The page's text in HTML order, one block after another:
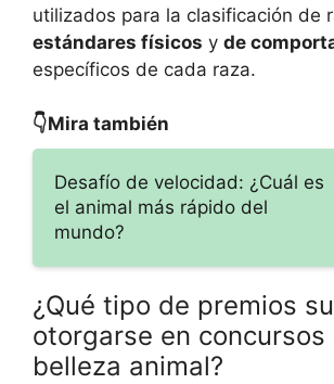
utilizados para la clasificación de
estándares físicos y de
específicos de cada raza.
👇Mira también
Desafío de velocidad: ¿Cuál es
el animal más rápido del
mundo?
¿Qué tipo de premios
otorgarse en concursos
belleza animal?